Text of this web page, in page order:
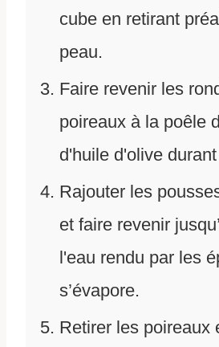
cube en retirant
peau.
Faire revenir les
poireaux à la poêle
d'huile d'olive
Rajouter les
et faire revenir
l'eau rendu par les
s’évapore.
Retirer les poireaux